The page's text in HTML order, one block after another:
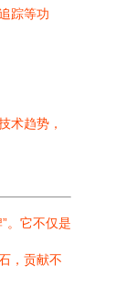
踪等功
术趋势，
。它不仅是
，贡献不